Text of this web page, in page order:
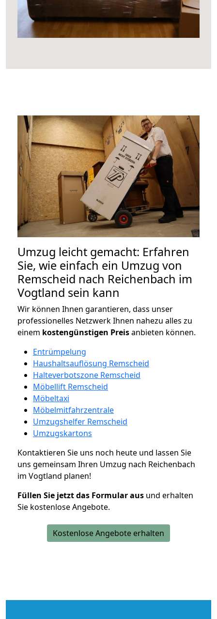
Umzug leicht gemacht: Erfahren
Sie, wie einfach ein Umzug von
Remscheid nach Reichenbach im
Vogtland sein kann
Wir können Ihnen garantieren, dass unser
professionelles Netzwerk Ihnen nahezu alles zu
einem kostengünstigen Preisanbieten können.
Entrümpelung
Haushaltsauflösung Remscheid
Halteverbotszone Remscheid
Möbellift Remscheid
Möbeltaxi
Möbelmitfahrzentrale
Umzugshelfer Remscheid
Umzugskartons
Kontaktieren Sie uns noch heute und lassen Sie
uns gemeinsam Ihren Umzug nach Reichenbach
im Vogtland planen!
Füllen Sie jetzt das Formular aus und erhalten
Sie kostenlose Angebote.
Kostenlose Angebote erhalten